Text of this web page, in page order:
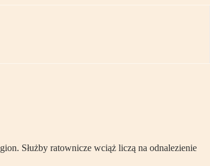
Służby ratownicze wciąż liczą na odnalezienie